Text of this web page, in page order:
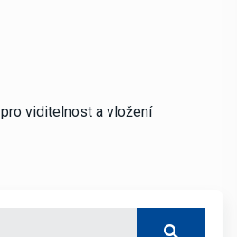
pro viditelnost a vložení